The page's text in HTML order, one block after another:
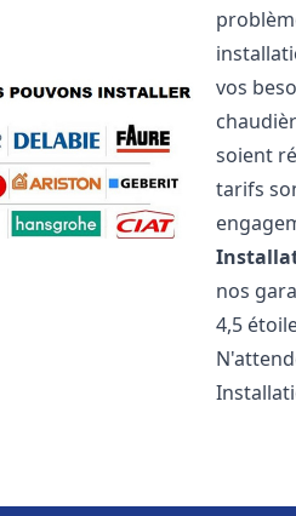
vos
soient
tarifs
nos
4,5